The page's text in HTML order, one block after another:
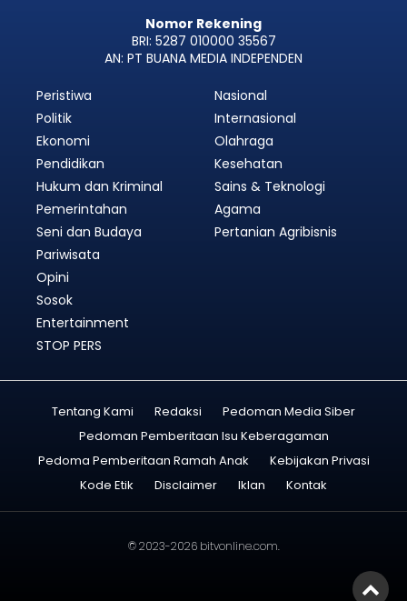
Nomor Rekening
BRI: 5287 010000 35567
AN: PT BUANA MEDIA INDEPENDEN
Peristiwa
Politik
Ekonomi
Pendidikan
Hukum dan Kriminal
Pemerintahan
Nasional
Internasional
Olahraga
Kesehatan
Sains & Teknologi
Agama
Seni dan Budaya
Pariwisata
Opini
Sosok
Entertainment
STOP PERS
Pertanian Agribisnis
Tentang Kami Redaksi
Pedoman Media Siber
Pedoman Pemberitaan Isu Keberagaman
Pedoma Pemberitaan Ramah Anak
Kebijakan Privasi
Kode Etik
Disclaimer Iklan Kontak
© 2023-2026 bitvonline.com.